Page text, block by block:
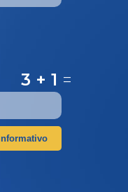
3 + 1 =